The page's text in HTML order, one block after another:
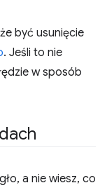
być usunięcie
. Jeśli to nie
w sposób
a nie wiesz, co